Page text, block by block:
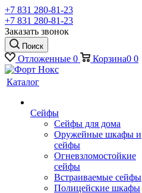
+7 831 280-81-23
+7 831 280-81-23
Заказать звонок
Поиск
Отложенные 0 Корзина0 0
Каталог
Сейфы
Сейфы для дома
Оружейные шкафы и
сейфы
Огневзломостойкие
сейфы
Встраиваемые сейфы
Полицейские шкафы